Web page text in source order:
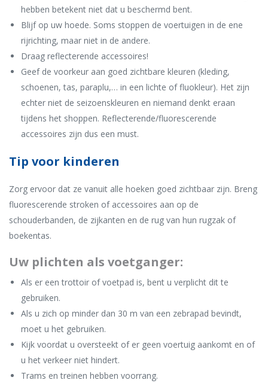
hebben betekent niet dat u beschermd bent.
Blijf op uw hoede. Soms stoppen de voertuigen in de ene
rijrichting, maar niet in de andere.
Draag reflecterende accessoires!
Geef de voorkeur aan goed zichtbare kleuren (kleding,
schoenen, tas, paraplu,… in een lichte of fluokleur). Het zijn
echter niet de seizoenskleuren en niemand denkt eraan
tijdens het shoppen. Reflecterende/fluorescerende
accessoires zijn dus een must.
Tip voor kinderen
Zorg ervoor dat ze vanuit alle hoeken goed zichtbaar zijn. Breng
fluorescerende stroken of accessoires aan op de
schouderbanden, de zijkanten en de rug van hun rugzak of
boekentas.
Uw plichten als voetganger:
Als er een trottoir of voetpad is, bent u verplicht dit te
gebruiken.
Als u zich op minder dan 30 m van een zebrapad bevindt,
moet u het gebruiken.
Kijk voordat u oversteekt of er geen voertuig aankomt en of
u het verkeer niet hindert.
Trams en treinen hebben voorrang.